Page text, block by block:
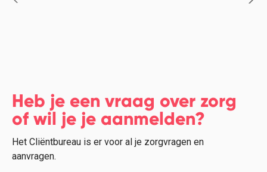
Heb je een vraag over zorg
of wil je je aanmelden?
Het Cliëntbureau is er voor al je zorgvragen en
aanvragen.